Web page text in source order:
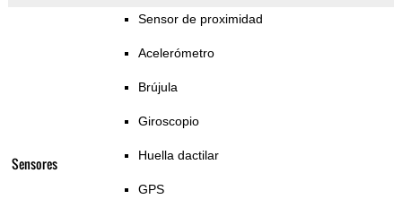
Sensores
Sensor de proximidad
Acelerómetro
Brújula
Giroscopio
Huella dactilar
GPS